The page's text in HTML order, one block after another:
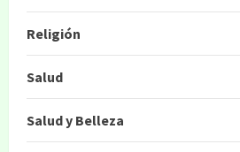
Religión
Salud
Salud y Belleza